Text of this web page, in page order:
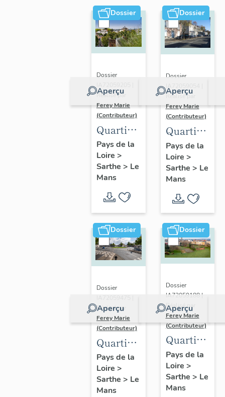
Dossier
Aperçu
Dossier
Réalisé par
Ferey Marie
(Contributeur)
Quartier
Sainte-
Croix
Pays de la
Loire >
Sarthe > Le
Mans
Dossier
Aperçu
Dossier
IA72059054 |
Réalisé par
Ferey Marie
(Contributeur)
Quartier
de Saint-
Georges-
du-Plain
Pays de la
Loire >
Sarthe > Le
Mans
Dossier
Aperçu
Dossier
Réalisé par
Ferey Marie
(Contributeur)
Quartier
de
Pontlieue
Pays de la
Loire >
Sarthe > Le
Mans
Dossier
Aperçu
Dossier
IA72059188 |
Réalisé par
Ferey Marie
(Contributeur)
Quartier
du
Ronceray-
Glonnières
Pays de la
Loire >
Sarthe > Le
Mans